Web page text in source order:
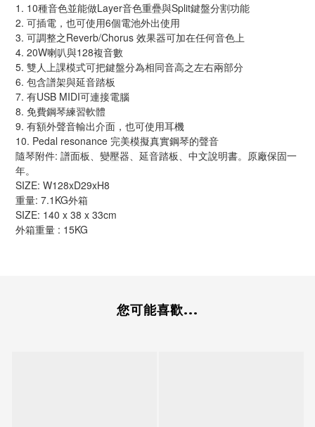
1. 10種音色並能做Layer音色重疊與Split鍵盤分割功能
2. 可插電，也可使用6個電池外出使用
3. 可調整之Reverb/Chorus 效果器可加在任何音色上
4. 20W喇叭與128複音數
5. 雙人上課模式可把鍵盤分為相同音高之左右兩部分
6. 包含譜架與延音踏板
7. 有USB MIDI可連接電腦
8. 免費鋼琴練習軟體
9. 有額外聲音輸出介面，也可使用耳機
10. Pedal resonance 完美模擬真實鋼琴的聲音
隨琴附件: 譜面板、變壓器、延音踏板、中文說明書。原廠保固一
年。
SIZE: W128xD29xH8
重量: 7.1KG外箱
SIZE: 140 x 38 x 33cm
外箱重量 : 15KG
您可能喜歡...